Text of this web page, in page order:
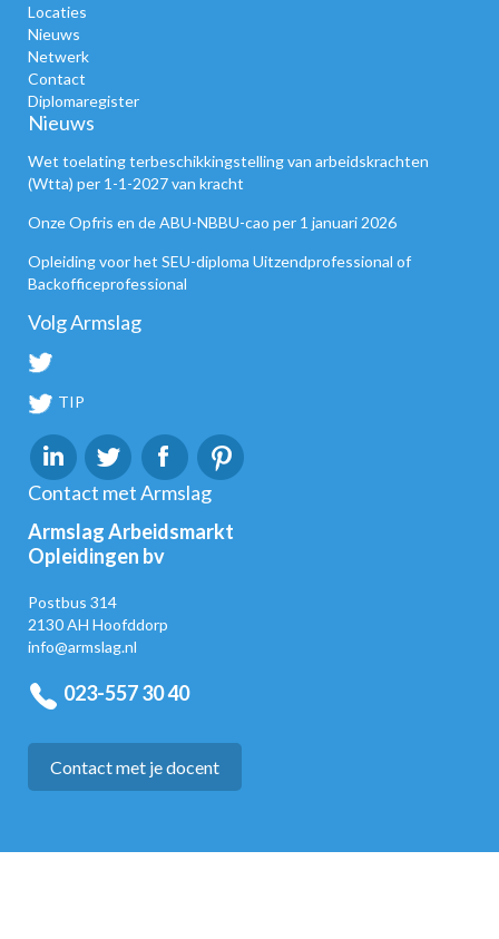
Locaties
Nieuws
Netwerk
Contact
Diplomaregister
Nieuws
Wet toelating terbeschikkingstelling van arbeidskrachten
(Wtta) per 1-1-2027 van kracht
Onze Opfris en de ABU-NBBU-cao per 1 januari 2026
Opleiding voor het SEU-diploma Uitzendprofessional of
Backofficeprofessional
Volg Armslag
TIP
Contact met Armslag
Armslag Arbeidsmarkt
Opleidingen bv
Postbus 314
2130 AH Hoofddorp
info@armslag.nl
023-557 30 40
Contact met je docent